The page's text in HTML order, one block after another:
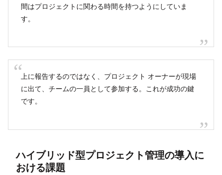
間はプロジェクトに関わる時間を持つようにしていま
す。
上に報告するのではなく、プロジェクト オーナーが現場
に出て、チームの一員として参加する。これが成功の鍵
です。
ハイブリッド型プロジェクト管理の導入に
おける課題